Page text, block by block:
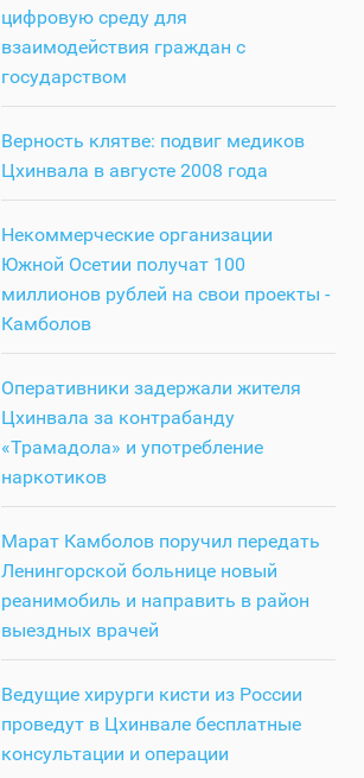
цифровую среду для
взаимодействия граждан с
государством
Верность клятве: подвиг медиков
Цхинвала в августе 2008 года
Некоммерческие организации
Южной Осетии получат 100
миллионов рублей на свои проекты -
Камболов
Оперативники задержали жителя
Цхинвала за контрабанду
«Трамадола» и употребление
наркотиков
Марат Камболов поручил передать
Ленингорской больнице новый
реанимобиль и направить в район
выездных врачей
Ведущие хирурги кисти из России
проведут в Цхинвале бесплатные
консультации и операции